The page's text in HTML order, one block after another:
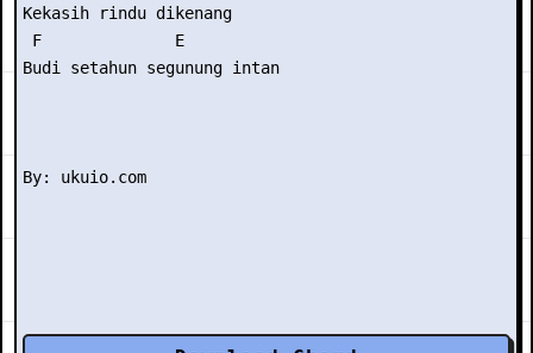
Kekasih rindu dikenang
F              E
Budi setahun segunung intan